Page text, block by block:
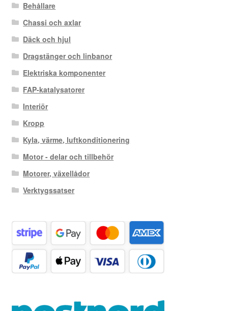
Behållare
Chassi och axlar
Däck och hjul
Dragstänger och linbanor
Elektriska komponenter
FAP-katalysatorer
Interiör
Kropp
Kyla, värme, luftkonditionering
Motor - delar och tillbehör
Motorer, växellådor
Verktygssatser